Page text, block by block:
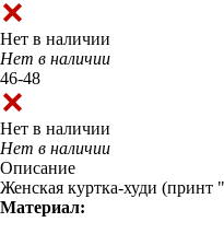
Нет в наличии
Нет в наличии
46-48
Нет в наличии
Нет в наличии
Описание
Женская куртка-худи (принт
Материал: